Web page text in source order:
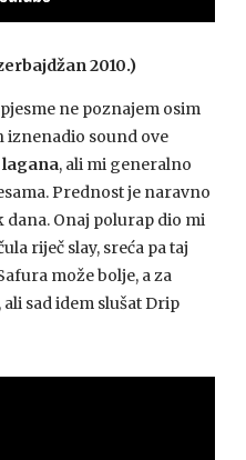
2010.)
ne poznajem osim
iznenadio sound ove
lagana, ali mi generalno
Prednost je naravno
dana. Onaj polurap dio mi
riječ slay, sreća pa taj
može bolje, a za
sad idem slušat Drip